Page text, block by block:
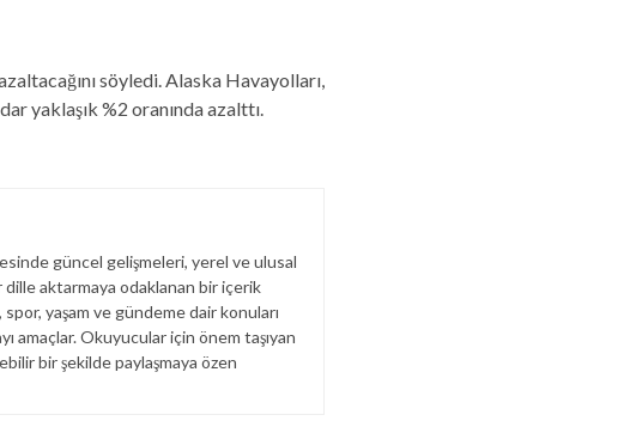
söyledi. Alaska Havayolları,
yaklaşık %2 oranında azalttı.
güncel gelişmeleri, yerel ve ulusal
dille aktarmaya odaklanan bir içerik
yaşam ve gündeme dair konuları
amaçlar. Okuyucular için önem taşıyan
bir şekilde paylaşmaya özen